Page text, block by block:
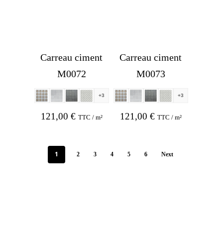
Carreau ciment
M0072
+3
121,00 € TTC / m²
Carreau ciment
M0073
+3
121,00 € TTC / m²
1 2 3 4 5 6 Next